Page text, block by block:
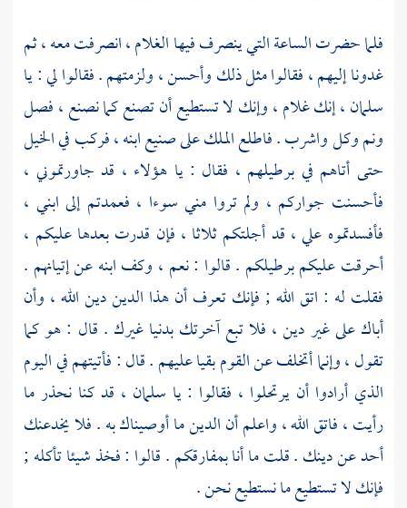
فلما حضرت الساعة التي ينصرف فيها الغلام ، انصرفت معه ، ثم
غدونا إليهم ، فقالوا مثل ذلك وأحسن ، ولزمتهم . فقالوا لي : يا
سلمان، إنك غلام ، وإنك لا تستطيع أن تصنع كما نصنع ، فصل
ونم وكل واشرب . فاطلع الملك على صنيع ابنه ، فركب في الخيل
حتى أتاهم في برطيلهم ، فقال : يا هؤلاء ، قد جاورتموني ،
فأحسنت جواركم ، ولم تروا مني سوءا ، فعمدتم إلى ابني ،
فأفسدتموه علي ، قد أجلتكم ثلاثا ، فإن قدرت بعدها عليكم ،
أحرقت عليكم برطيلكم . قالوا : نعم ، وكف ابنه عن إتيانهم .
فقلت له : اتق الله ; فإنك تعرف أن هذا الدين دين الله ، وأن
أباك على غير دين ، فلا تبع آخرتك بدنيا غيرك . قال : هو كما
تقول ، وإنما أتخلف عن القوم بقيا عليهم . قال : فأتيتهم في اليوم
الذي أرادوا أن يرتحلوا ، فقالوا : يا سلمان ، قد كنا نحذر ما
رأيت ، فاتق الله ، واعلم أن الدين ما أوصيناك به . فلا يخدعنك
أحد عن دينك . قلت ما أنا بمفارقكم . قالوا : فخذ شيئا تأكله ;
فإنك لا تستطيع ما نستطيع نحن .